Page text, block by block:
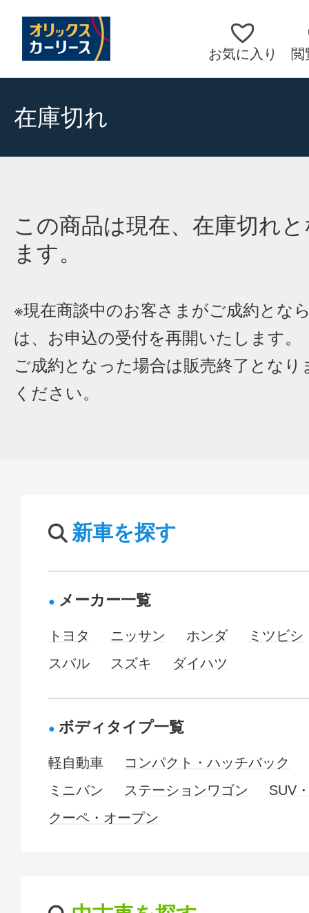
お気に入り 閲
在庫切れ
この商品は現在、在庫切れ
ます。
※現在商談中のお客さまがご成約とな
は、お申込の受付を再開いたします。
ご成約となった場合は販売終了となり
ください。
新車を探す
メーカー一覧
トヨタ ニッサン ホンダ
ミツビシ
スバル
スズキ ダイハツ
ボディタイプ一覧
軽自動車
コンパクト・ハッチバック
ミニバン
ステーションワゴン
SUV
クーペ・オープン